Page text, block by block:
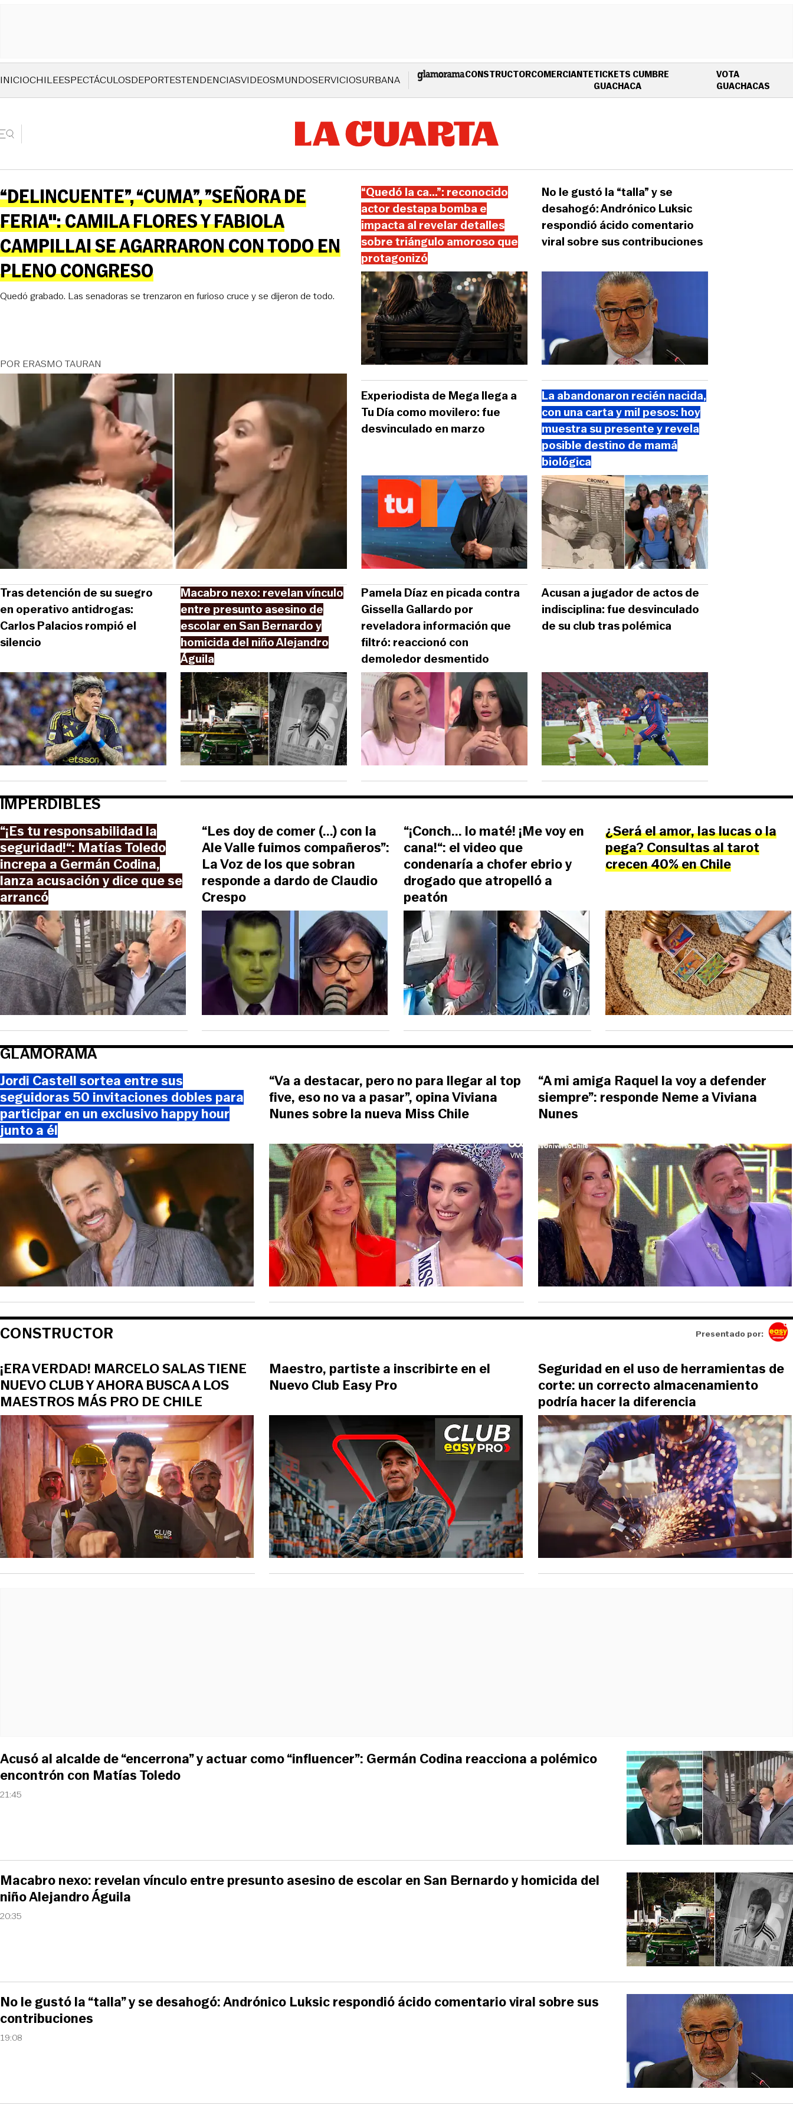
INICIOCHILEESPECTÁCULOSDEPORTESTENDENCIASVIDEOSMUNDOSERVICIOSURBANA CONSTRUCTORCOMERCIANTETICKETS CUMBRE
GUACHACAOPENS IN NEW WINDOW
VOTA
GUACHACAS
Quedó grabado. Las senadoras se trenzaron en furioso cruce y se dijeron de todo.
“DELINCUENTE”, “CUMA”, ”SEÑORA DE
FERIA": CAMILA FLORES Y FABIOLA
CAMPILLAI SE AGARRARON CON TODO EN
PLENO CONGRESO
POR ERASMO TAURAN
“Quedó la ca...”: reconocido
actor destapa bomba e
impacta al revelar detalles
sobre triángulo amoroso que
protagonizó
Experiodista de Mega llega a
Tu Día como movilero: fue
desvinculado en marzo
No le gustó la “talla” y se
desahogó: Andrónico Luksic
respondió ácido comentario
viral sobre sus contribuciones
La abandonaron recién nacida,
con una carta y mil pesos: hoy
muestra su presente y revela
posible destino de mamá
biológica
Tras detención de su suegro
en operativo antidrogas:
Carlos Palacios rompió el
silencio
Macabro nexo: revelan vínculo
entre presunto asesino de
escolar en San Bernardo y
homicida del niño Alejandro
Águila
Pamela Díaz en picada contra
Gissella Gallardo por
reveladora información que
filtró: reaccionó con
demoledor desmentido
Acusan a jugador de actos de
indisciplina: fue desvinculado
de su club tras polémica
IMPERDIBLES
“¡Es tu responsabilidad la
seguridad!“: Matías Toledo
increpa a Germán Codina,
lanza acusación y dice que se
arrancó
“Les doy de comer (...) con la
Ale Valle fuimos compañeros”:
La Voz de los que sobran
responde a dardo de Claudio
Crespo
“¡Conch... lo maté! ¡Me voy en
cana!“: el video que
condenaría a chofer ebrio y
drogado que atropelló a
peatón
¿Será el amor, las lucas o la
pega? Consultas al tarot
crecen 40% en Chile
GLAMORAMA
Jordi Castell sortea entre sus
seguidoras 50 invitaciones dobles para
participar en un exclusivo happy hour
junto a él
“Va a destacar, pero no para llegar al top
five, eso no va a pasar”, opina Viviana
Nunes sobre la nueva Miss Chile
“A mi amiga Raquel la voy a defender
siempre”: responde Neme a Viviana
Nunes
CONSTRUCTOR Presentado por:
¡ERA VERDAD! MARCELO SALAS TIENE
NUEVO CLUB Y AHORA BUSCA A LOS
MAESTROS MÁS PRO DE CHILE
Maestro, partiste a inscribirte en el
Nuevo Club Easy Pro
Seguridad en el uso de herramientas de
corte: un correcto almacenamiento
podría hacer la diferencia
21:45
Acusó al alcalde de “encerrona” y actuar como “influencer”: Germán Codina reacciona a polémico
encontrón con Matías Toledo
20:35
Macabro nexo: revelan vínculo entre presunto asesino de escolar en San Bernardo y homicida del
niño Alejandro Águila
19:08
No le gustó la “talla” y se desahogó: Andrónico Luksic respondió ácido comentario viral sobre sus
contribuciones